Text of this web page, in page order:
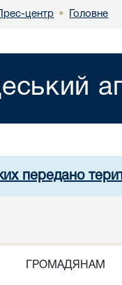
центр • Головне
передано
ГРОМАДЯНАМ